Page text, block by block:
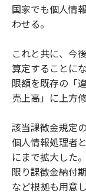
国家でも個人情
わせる。
これと共に、今
算定することに
限額を既存の「
売上高」に上方
該当課徴金規定
個人情報処理者
にまで拡大した
限り課徴金納付
など根拠も用意